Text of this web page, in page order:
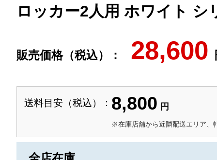
ロッカー2人用 ホワイト シ
販売価格（税込）： 28,600
送料目安（税込）： 8,800 円
※在庫店舗から近隣配送エリア、